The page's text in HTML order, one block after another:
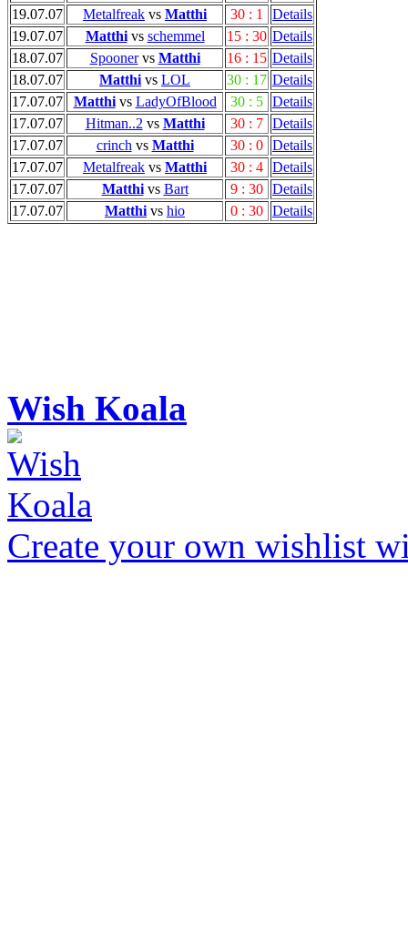
19.07.07
Metalfreak vs Matthi 30 : 1
Details
19.07.07
Matthivs schemmel 15 : 30 Details
18.07.07
Spoonervs Matthi 16 : 15 Details
18.07.07
Matthi vs LOL 30 : 17 Details
17.07.07
Matthivs LadyOfBlood 30 : 5 Details
17.07.07
Hitman..2 vs Matthi 30 : 7 Details
17.07.07
crinch vs Matthi 30 : 0 Details
17.07.07
Metalfreak vs Matthi 30 : 4 Details
17.07.07
Matthivs Bart 9 : 30 Details
17.07.07
Matthi vs hio 0 : 30 Details
Wish Koala
Create your own wishlist